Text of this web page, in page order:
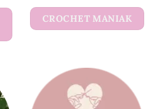
CROCHET MANIAK